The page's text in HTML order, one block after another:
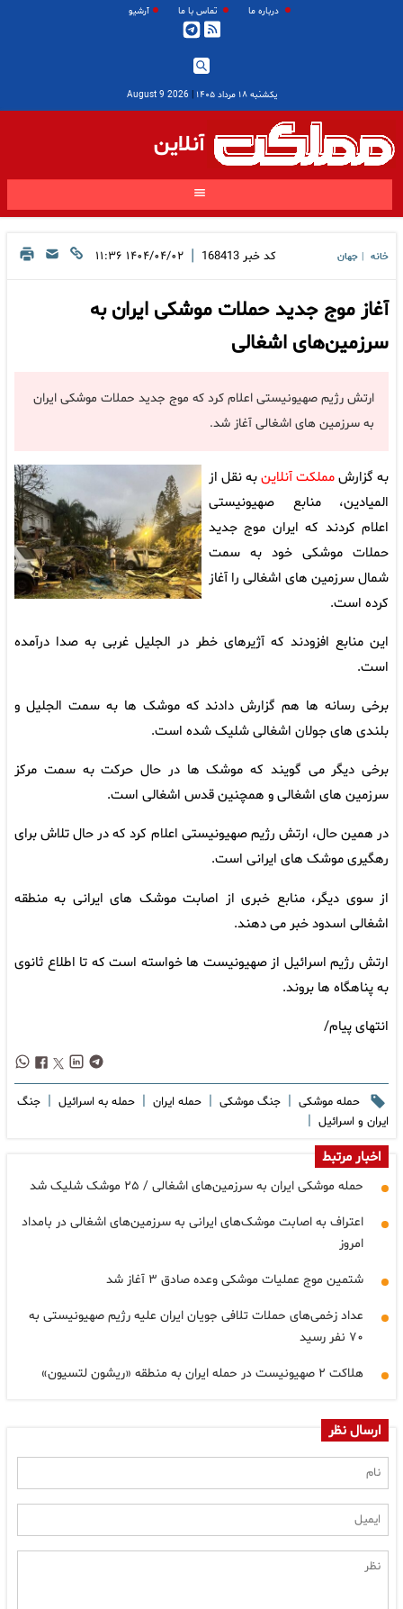
درباره ما تماس با ما آرشیو
یکشنبه ۱۸ مرداد ۱۴۰۵ |
2026 August 9
آنلاین
خانه جهان کد خبر 168413
| ۱۴۰۴/۰۴/۰۲ ۱۱:۳۶
آغاز موج جدید حملات موشکی ایران به
سرزمین‌های اشغالی
ارتش رژیم صهیونیستی اعلام کرد که موج جدید حملات موشکی ایران
به سرزمین های اشغالی آغاز شد.
به گزارشمملکت آنلاینبه نقل از
المیادین، منابع صهیونیستی
اعلام کردند که ایران موج جدید
حملات موشکی خود به سمت
شمال سرزمین های اشغالی را آغاز
کرده است.
این منابع افزودند که آژیرهای خطر در الجلیل غربی به صدا درآمده
است.
برخی رسانه ها هم گزارش دادند که موشک ها به سمت الجلیل و
بلندی های جولان اشغالی شلیک شده است.
برخی دیگر می گویند که موشک ها در حال حرکت به سمت مرکز
سرزمین های اشغالی و همچنین قدس اشغالی است.
در همین حال، ارتش رژیم صهیونیستی اعلام کرد که در حال تلاش برای
رهگیری موشک های ایرانی است.
از سوی دیگر، منابع خبری از اصابت موشک های ایرانی به منطقه
اشغالی اسدود خبر می دهند.
ارتش رژیم اسرائیل از صهیونیست ها خواسته است که تا اطلاع ثانوی
به پناهگاه ها بروند.
انتهای پیام/
حمله موشکی | جنگ موشکی | حمله ایران | حمله به اسرائیل | جنگ
ایران و اسرائیل |
اخبار مرتبط
حمله موشکی ایران به سرزمین‌های اشغالی / ۲۵ موشک شلیک شد
اعتراف به اصابت موشک‌های ایرانی به سرزمین‌های اشغالی در بامداد
امروز
شتمین موج عملیات موشکی وعده صادق ۳ آغاز شد
عداد زخمی‌های حملات تلافی جویان ایران علیه رژیم صهیونیستی به
۷۰ نفر رسید
هلاکت ۲ صهیونیست در حمله ایران به منطقه «ریشون لتسیون»
ارسال نظر